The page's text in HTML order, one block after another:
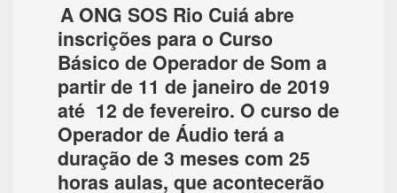
A ONG SOS Rio Cuiá abre
inscrições para o Curso
Básico de Operador de Som a
partir de 11 de janeiro de 2019
até 12 de fevereiro. O curso de
Operador de Áudio terá a
duração de 3 meses com 25
horas aulas, que acontecerão